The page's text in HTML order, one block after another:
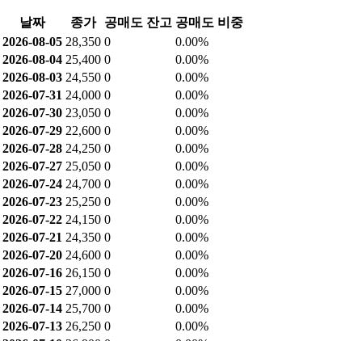
날짜 종가 공매도 잔고 공매도 비중
2026-08-05 28,350 0
0.00%
2026-08-04 25,400 0
0.00%
2026-08-03 24,550 0
0.00%
2026-07-31 24,000 0
0.00%
2026-07-30 23,050 0
0.00%
2026-07-29 22,600 0
0.00%
2026-07-28 24,250 0
0.00%
2026-07-27 25,050 0
0.00%
2026-07-24 24,700 0
0.00%
2026-07-23 25,250 0
0.00%
2026-07-22 24,150 0
0.00%
2026-07-21 24,350 0
0.00%
2026-07-20 24,600 0
0.00%
2026-07-16 26,150 0
0.00%
2026-07-15 27,000 0
0.00%
2026-07-14 25,700 0
0.00%
2026-07-13 26,250 0
0.00%